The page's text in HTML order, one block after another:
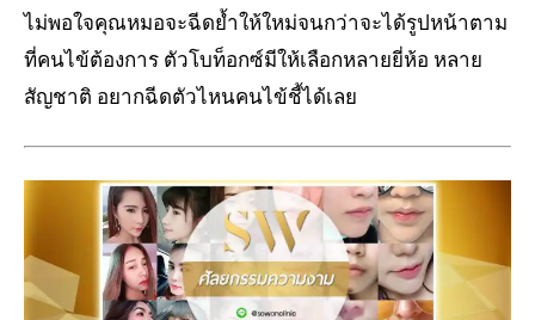
ไม่พอใจคุณหมอจะฉีดย้ำให้ใหม่จนกว่าจะได้รูปหน้าตาม
ที่คนไข้ต้องการ ตัวโบท็อกซ์มีให้เลือกหลายยี่ห้อ หลาย
สัญชาติ อยากฉีดตัวไหนคนไข้ชี้ได้เลย